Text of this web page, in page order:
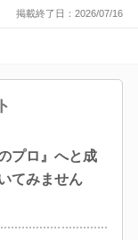
掲載終了日：2026/07/16
プロ』へと成
てみません